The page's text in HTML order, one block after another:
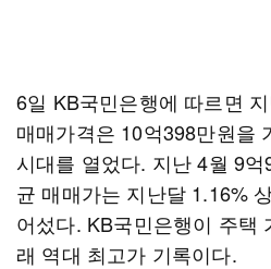
6일 KB국민은행에 따르면
매매가격은 10억398만원을
시대를 열었다. 지난 4월 9
균 매매가는 지난달 1.16%
어섰다. KB국민은행이 주택
래 역대 최고가 기록이다.